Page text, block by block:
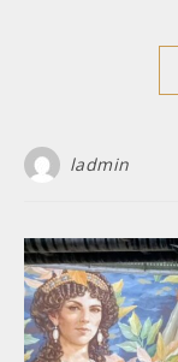
ladmin